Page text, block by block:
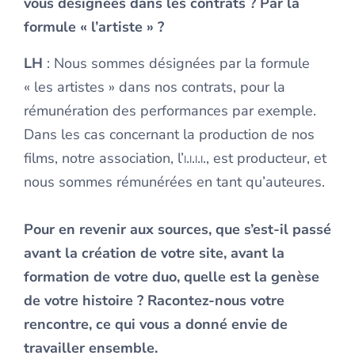
formule « l’artiste » ?
LH : Nous sommes désignées par la formule
« les artistes » dans nos contrats, pour la
rémunération des performances par exemple.
Dans les cas concernant la production de nos
films, notre association, l’i.i.i.i., est producteur, et
nous sommes rémunérées en tant qu’auteures.
Pour en revenir aux sources, que s’est-il passé
avant la création de votre site, avant la
formation de votre duo, quelle est la genèse
de votre histoire ? Racontez-nous votre
rencontre, ce qui vous a donné envie de
travailler ensemble.